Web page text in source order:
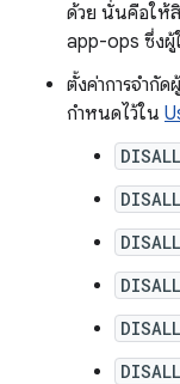
ด้วย นั่นคือให้
app-ops ซึ่ง
ตั้งค่าการจำกั
กำหนดไว้ใน